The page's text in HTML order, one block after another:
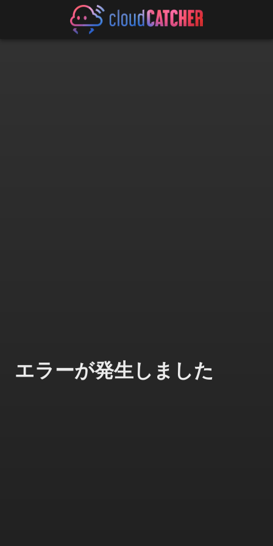
エラーが発生しました